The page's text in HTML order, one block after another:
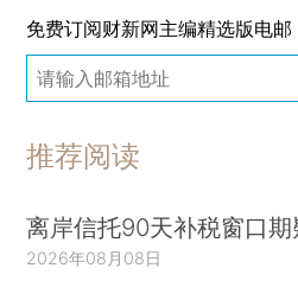
免费订阅财新网主编精选版电邮
推荐阅读
离岸信托90天补税窗口期
2026年08月08日